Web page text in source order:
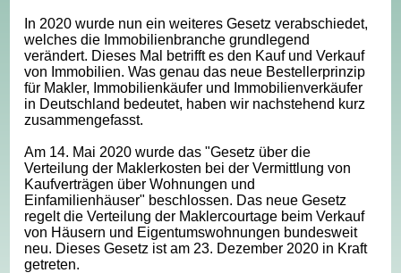
In 2020 wurde nun ein weiteres Gesetz verabschiedet,
welches die Immobilienbranche grundlegend
verändert. Dieses Mal betrifft es den Kauf und Verkauf
von Immobilien. Was genau das neue Bestellerprinzip
für Makler, Immobilienkäufer und Immobilienverkäufer
in Deutschland bedeutet, haben wir nachstehend kurz
zusammengefasst.
Am 14. Mai 2020 wurde das "Gesetz über die
Verteilung der Maklerkosten bei der Vermittlung von
Kaufverträgen über Wohnungen und
Einfamilienhäuser" beschlossen. Das neue Gesetz
regelt die Verteilung der Maklercourtage beim Verkauf
von Häusern und Eigentumswohnungen bundesweit
neu. Dieses Gesetz ist am 23. Dezember 2020 in Kraft
getreten.